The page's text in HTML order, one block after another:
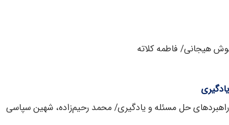
هیجانی/ فاطمه کلاته
حل مسئله و یادگیری/ محمد رحیم‌زاده، شهین سپاسی